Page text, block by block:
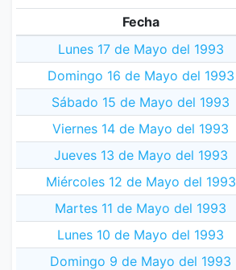
Fecha
Lunes 17 de Mayo del 1993
Domingo 16 de Mayo del 1993
Sábado 15 de Mayo del 1993
Viernes 14 de Mayo del 1993
Jueves 13 de Mayo del 1993
Miércoles 12 de Mayo del 1993
Martes 11 de Mayo del 1993
Lunes 10 de Mayo del 1993
Domingo 9 de Mayo del 1993